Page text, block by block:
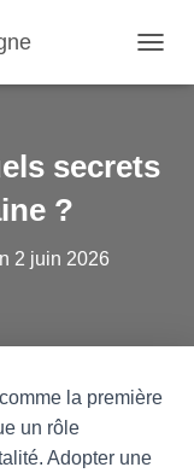
U
R
N
secrets
?
2 juin 2026
la première
un rôle
Adopter une